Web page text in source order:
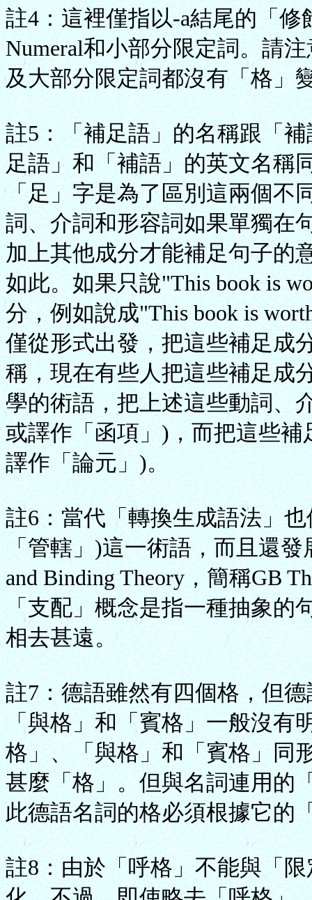
註4：這裡僅指以-a結尾的「
Numeral和小部分限定詞。請
及大部分限定詞都沒有「格」
註5：「補足語」的名稱跟「
足語」和「補語」的英文名稱
「足」字是為了區別這兩個不
詞、介詞和形容詞如果單獨在
加上其他成分才能補足句子的
如此。如果只說"This book is
分，例如說成"This book is
僅從形式出發，把這些補足成
稱，現在有些人把這些補足成
學的術語，把上述這些動詞、
或譯作「函項」)，而把這些補
譯作「論元」)。
註6：當代「轉換生成語法」
「管轄」)這一術語，而且還發
and Binding Theory，簡稱GB
「支配」概念是指一種抽象的
相去甚遠。
註7：德語雖然有四個格，但
「與格」和「賓格」一般沒有
格」、「與格」和「賓格」同
甚麼「格」。但與名詞連用的
此德語名詞的格必須根據它的
註8：由於「呼格」不能與「